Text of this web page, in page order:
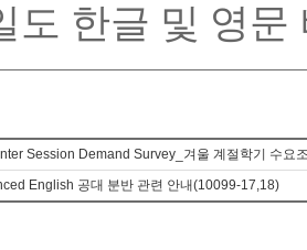
도 한글 및 영
Session Demand Survey_겨울 계절학기 수요
English 공대 분반 관련 안내(10099-17,18)